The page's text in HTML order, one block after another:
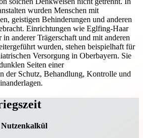
wurden Menschen mit
geistigen Behinderungen und anderen
Einrichtungen wie Eglfing-Haar
in anderer Trägerschaft und mit anderen
wurden, stehen beispielhaft für
Versorgung in Oberbayern. Sie
Seiten einer
der Schutz, Behandlung, Kontrolle und